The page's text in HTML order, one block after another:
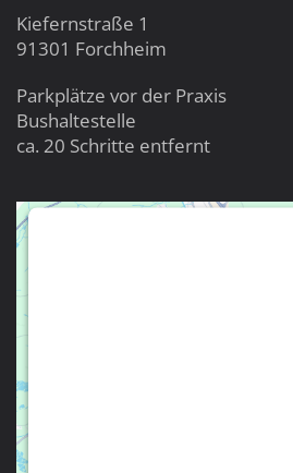
Kiefernstraße 1
91301 Forchheim
Parkplätze vor der Praxis
Bushaltestelle
ca. 20 Schritte entfernt